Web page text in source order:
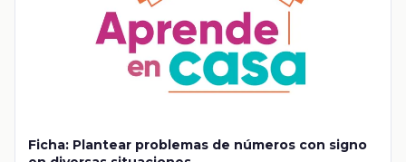
Ficha: Plantear problemas de números con signo